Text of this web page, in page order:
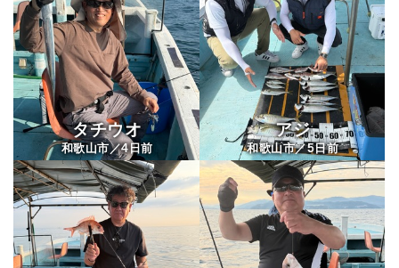
タチウオ
和歌山市／4日前
アジ
和歌山市／5日前